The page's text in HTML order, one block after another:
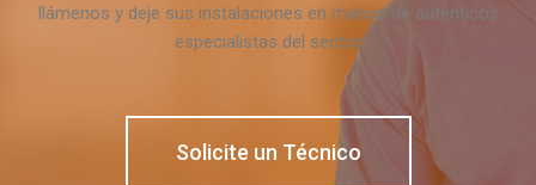
llámenos y deje sus instalaciones en manos de auténticos
especialistas del sector
Solicite un Técnico